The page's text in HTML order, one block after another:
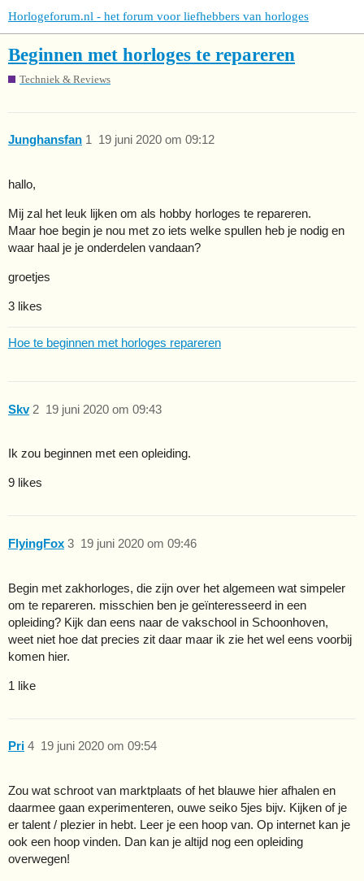
Horlogeforum.nl - het forum voor liefhebbers van horloges
Beginnen met horloges te repareren
Techniek & Reviews
Junghansfan 19 juni 2020 om 09:12
1
hallo,
Mij zal het leuk lijken om als hobby horloges te repareren.
Maar hoe begin je nou met zo iets welke spullen heb je nodig en
waar haal je je onderdelen vandaan?
groetjes
3 likes
Hoe te beginnen met horloges repareren
Skv 19 juni 2020 om 09:43
2
Ik zou beginnen met een opleiding.
9 likes
FlyingFox 19 juni 2020 om 09:46
3
Begin met zakhorloges, die zijn over het algemeen wat simpeler
om te repareren. misschien ben je geïnteresseerd in een
opleiding? Kijk dan eens naar de vakschool in Schoonhoven,
weet niet hoe dat precies zit daar maar ik zie het wel eens voorbij
komen hier.
1 like
Pri 19 juni 2020 om 09:54
4
Zou wat schroot van marktplaats of het blauwe hier afhalen en
daarmee gaan experimenteren, ouwe seiko 5jes bijv. Kijken of je
er talent / plezier in hebt. Leer je een hoop van. Op internet kan je
ook een hoop vinden. Dan kan je altijd nog een opleiding
overwegen!